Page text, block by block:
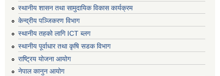
स्थानीय शासन तथा सामुदायिक विकास कार्यक्रम
केन्द्रीय पञ्जिकरण विभाग
स्थानीय तहको लागि ICT ब्लग
स्थानीय पूर्वाधार तथा कृषि सडक विभाग
राष्ट्रिय योजना आयोग
नेपाल कानुन आयोग